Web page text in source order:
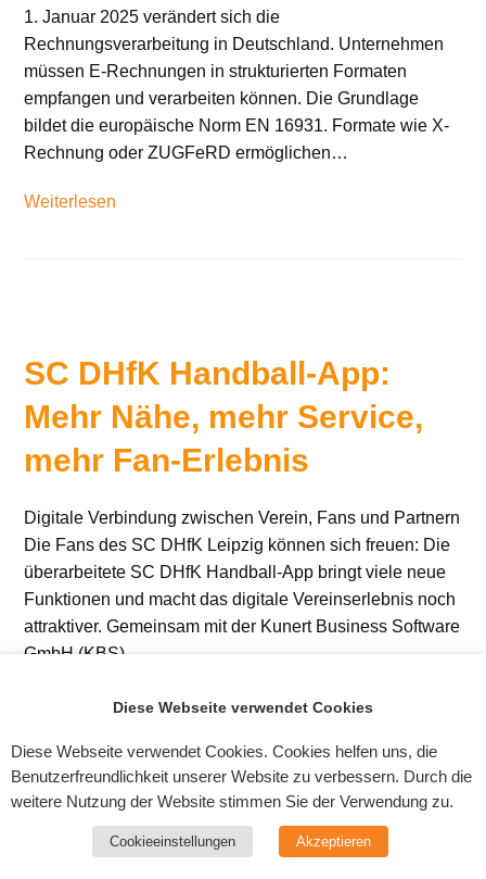
1. Januar 2025 verändert sich die
Rechnungsverarbeitung in Deutschland. Unternehmen
müssen E-Rechnungen in strukturierten Formaten
empfangen und verarbeiten können. Die Grundlage
bildet die europäische Norm EN 16931. Formate wie X-
Rechnung oder ZUGFeRD ermöglichen…
Weiterlesen
SC DHfK Handball-App:
Mehr Nähe, mehr Service,
mehr Fan-Erlebnis
Digitale Verbindung zwischen Verein, Fans und Partnern
Die Fans des SC DHfK Leipzig können sich freuen: Die
überarbeitete SC DHfK Handball-App bringt viele neue
Funktionen und macht das digitale Vereinserlebnis noch
attraktiver. Gemeinsam mit der Kunert Business Software
GmbH (KBS)…
WeiterlesenDiese Webseite verwendet Cookies
Diese Webseite verwendet Cookies. Cookies helfen uns, die
Benutzerfreundlichkeit unserer Website zu verbessern. Durch die
weitere Nutzung der Website stimmen Sie der Verwendung zu.
Cookieeinstellungen Akzeptieren
Kontakt zu uns